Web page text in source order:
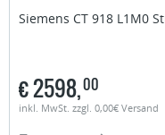
Siemens CT 918 L1M0
€2598,00
inkl. MwSt. zzgl. 0,00€ Versand